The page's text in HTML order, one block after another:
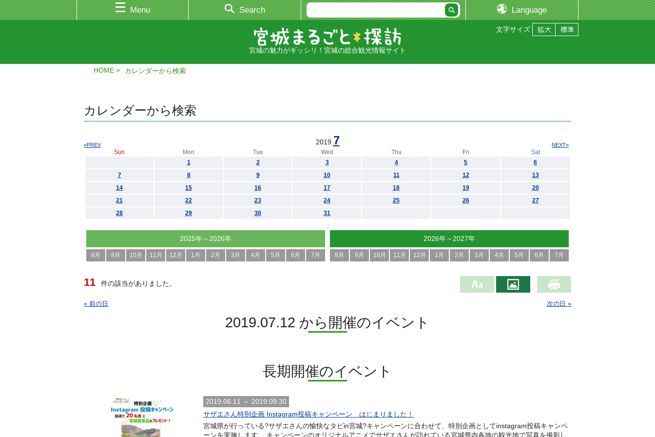
Menu Search Language
文字サイズ
宮城の魅力がギッシリ！宮城の総合観光情報サイト
HOME カレンダーから検索
カレンダーから検索
2019. 7
«PREV NEXT»
Sun Mon Tue Wed Thu Fri
Sat
1
2 3 4 5
6
7
8 9 10 11 12
13
14
15 16 17 18 19
20
21
22 23 24 25 26
27
28
29 30 31
2025年～2026年
8月 9月 10月 11月 12月 1月 2月 3月 4月 5月 6月 7月
2026年～2027年
8月 9月 10月 11月 12月 1月 2月 3月 4月 5月 6月 7月
11 件の該当がありました。
« 前の日 次の日 »
2019.07.12 から開催のイベント
長期開催のイベント
2019.06.11 ～ 2019.09.30
サザエさん特別企画 Instagram投稿キャンペーン はじまりました！
宮城県が行っている?サザエさんの愉快なタビin宮城?キャンペーンに合わせて、特別企画としてinstagram投稿キャンペ
ーンを実施します。 キャンペーンのオリジナルアニメでサザエさんが訪れている宮城県内各地の観光地で写真を撮影し